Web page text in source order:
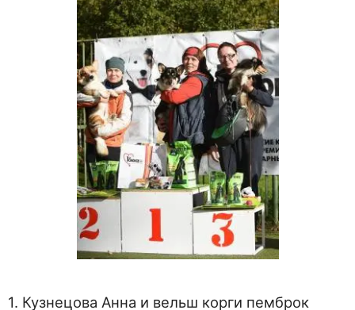
1. Кузнецова Анна и вельш корги пемброк